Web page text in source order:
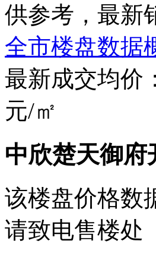
供参考，最新
全市楼盘数据
最新成交均价：
元/㎡
中欣楚天御
该楼盘价格数
请致电售楼处